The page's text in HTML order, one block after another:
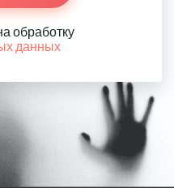
обработку
данных